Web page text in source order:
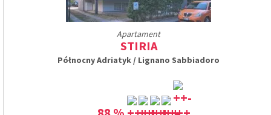
Apartament
STIRIA
Północny Adriatyk / Lignano Sabbiadoro